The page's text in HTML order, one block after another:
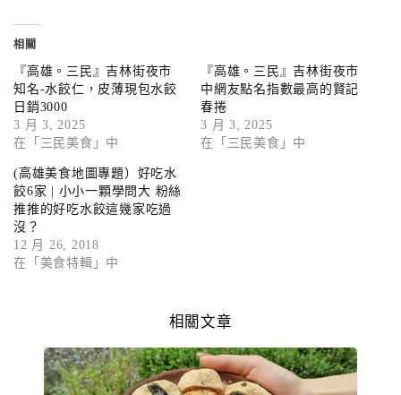
相關
『高雄。三民』吉林街夜市
知名-水餃仁，皮薄現包水餃
日銷3000
3 月 3, 2025
在「三民美食」中
『高雄。三民』吉林街夜市
中網友點名指數最高的賢記
春捲
3 月 3, 2025
在「三民美食」中
(高雄美食地圖專題）好吃水
餃6家 | 小小一顆學問大 粉絲
推推的好吃水餃這幾家吃過
沒？
12 月 26, 2018
在「美食特輯」中
相關文章